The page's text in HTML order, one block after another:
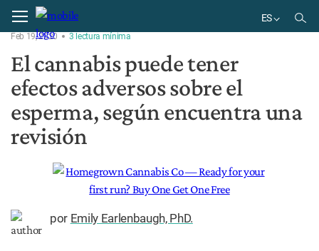
ES
Home Investigación
Feb 19, 2020 3 lectura mínima
El cannabis puede tener
efectos adversos sobre el
esperma, según encuentra una
revisión
por Emily Earlenbaugh, PhD.